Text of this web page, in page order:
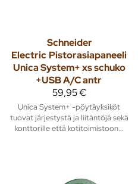
Schneider
Electric Pistorasiapaneeli
Unica System+ xs schuko
+USB A/C antr
59,95 €
Unica System+ -pöytäyksiköt
tuovat järjestystä ja liitäntöjä sekä
konttorille että kotitoimistoon...